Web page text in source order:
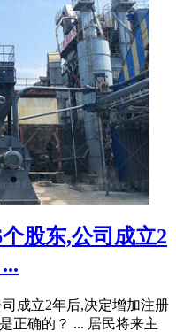
股东,公司成立2
成立2年后,决定增加注册
正确的？ ... 居民将来主